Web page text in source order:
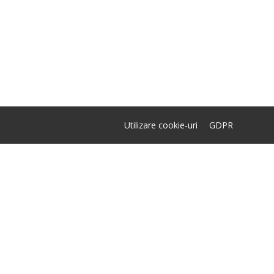
Utilizare cookie-uri GDPR